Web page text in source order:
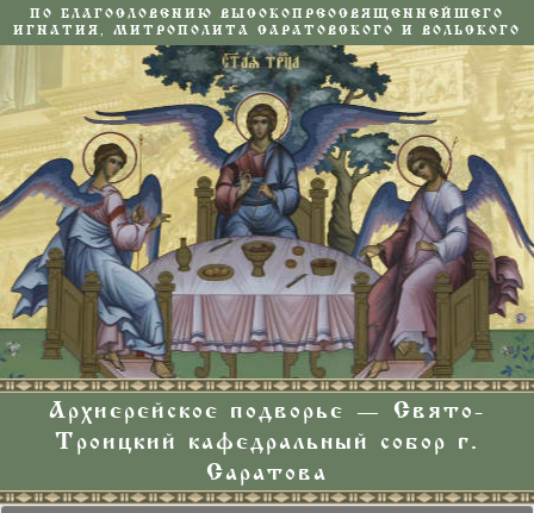
ПО БЛАГОСЛОВЕНИЮ ВЫСОКОПРЕОСВЯЩЕННЕЙШЕГО
ИГНАТИЯ, МИТРОПОЛИТА САРАТОВСКОГО И ВОЛЬСКОГО
Архиерейское подворье — Свято-
Троицкий кафедральный собор г.
Саратова